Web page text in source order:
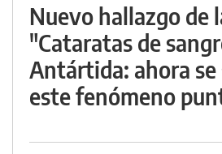
Nuevo hallazgo de
"Cataratas de
Antártida: ahora se
este fenómeno